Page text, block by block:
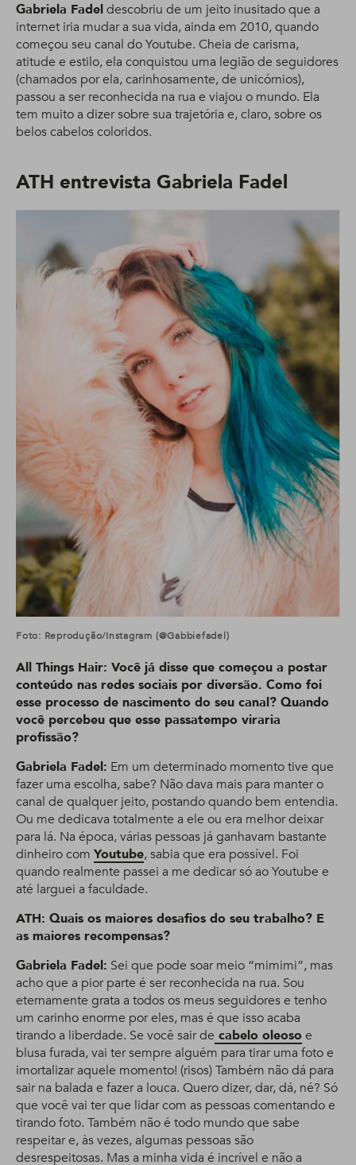
Gabriela Fadeldescobriu de um jeito inusitado que a
internet iria mudar a sua vida, ainda em 2010, quando
começou seu canal do Youtube. Cheia de carisma,
atitude e estilo, ela conquistou uma legião de seguidores
(chamados por ela, carinhosamente, de unicórnios),
passou a ser reconhecida na rua e viajou o mundo. Ela
tem muito a dizer sobre sua trajetória e, claro, sobre os
belos cabelos coloridos.
ATH entrevista Gabriela Fadel
Foto: Reprodução/Instagram (@gabbiefadel)
All Things Hair: Você já disse que começou a postar
conteúdo nas redes sociais por diversão. Como foi
esse processo de nascimento do seu canal? Quando
você percebeu que esse passatempo viraria
profissão?
Gabriela Fadel: Em um determinado momento tive que
fazer uma escolha, sabe? Não dava mais para manter o
canal de qualquer jeito, postando quando bem entendia.
Ou me dedicava totalmente a ele ou era melhor deixar
para lá. Na época, várias pessoas já ganhavam bastante
dinheiro com Youtube, sabia que era possível. Foi
quando realmente passei a me dedicar só ao Youtube e
até larguei a faculdade.
ATH: Quais os maiores desafios do seu trabalho? E
as maiores recompensas?
Gabriela Fadel: Sei que pode soar meio “mimimi”, mas
acho que a pior parte é ser reconhecida na rua. Sou
eternamente grata a todos os meus seguidores e tenho
um carinho enorme por eles, mas é que isso acaba
tirando a liberdade. Se você sair de cabelo oleoso e
blusa furada, vai ter sempre alguém para tirar uma foto e
imortalizar aquele momento! (risos) Também não dá para
sair na balada e fazer a louca. Quero dizer, dar, dá, né? Só
que você vai ter que lidar com as pessoas comentando e
tirando foto. Também não é todo mundo que sabe
respeitar e, às vezes, algumas pessoas são
desrespeitosas. Mas a minha vida é incrível e não a